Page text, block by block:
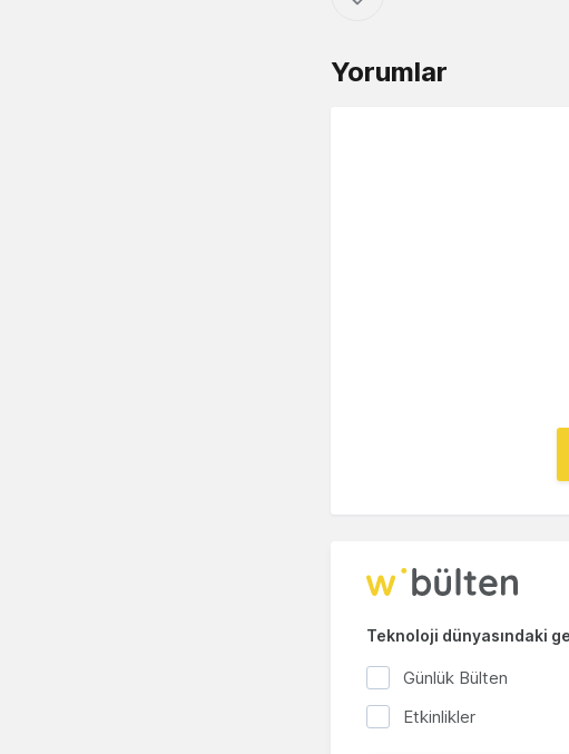
Yorumlar
Teknoloji dünyasındaki
Günlük Bülten
Etkinlikler